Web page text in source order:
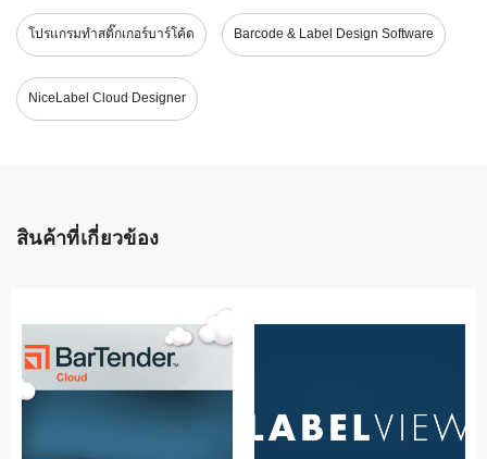
โปรแกรมทำสติ๊กเกอร์บาร์โค้ด Barcode & Label Design Software
NiceLabel Cloud Designer
สินค้าที่เกี่ยวข้อง